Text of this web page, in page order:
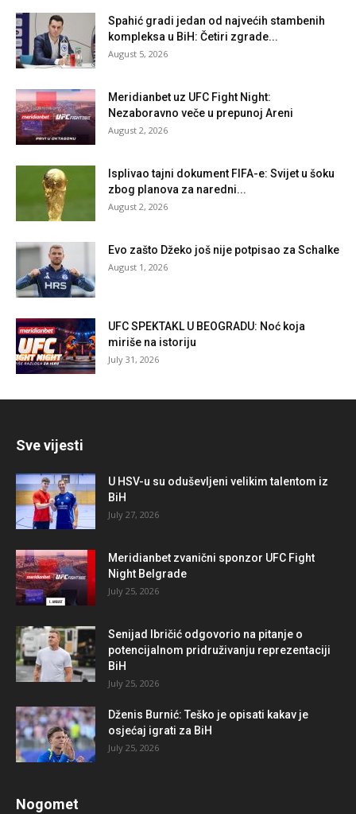
Spahić gradi jedan od najvećih stambenih
kompleksa u BiH: Četiri zgrade...
August 5, 2026
Meridianbet uz UFC Fight Night:
Nezaboravno veče u prepunoj Areni
August 2, 2026
Isplivao tajni dokument FIFA-e: Svijet u šoku
zbog planova za naredni...
August 2, 2026
Evo zašto Džeko još nije potpisao za Schalke
August 1, 2026
UFC SPEKTAKL U BEOGRADU: Noć koja
miriše na istoriju
July 31, 2026
Sve vijesti
U HSV-u su oduševljeni velikim talentom iz
BiH
July 27, 2026
Meridianbet zvanični sponzor UFC Fight
Night Belgrade
July 25, 2026
Senijad Ibričić odgovorio na pitanje o
potencijalnom pridruživanju reprezentaciji
BiH
July 25, 2026
Dženis Burnić: Teško je opisati kakav je
osjećaj igrati za BiH
July 25, 2026
Nogomet